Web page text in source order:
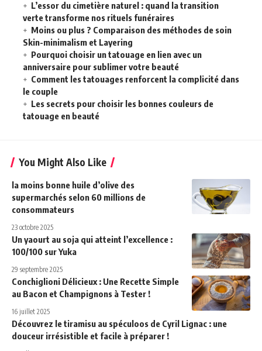
L’essor du cimetière naturel : quand la transition
verte transforme nos rituels funéraires
Moins ou plus ? Comparaison des méthodes de soin
Skin-minimalism et Layering
Pourquoi choisir un tatouage en lien avec un
anniversaire pour sublimer votre beauté
Comment les tatouages renforcent la complicité dans
le couple
Les secrets pour choisir les bonnes couleurs de
tatouage en beauté
You Might Also Like
la moins bonne huile d’olive des
supermarchés selon 60 millions de
consommateurs
23 octobre 2025
Un yaourt au soja qui atteint l’excellence :
100/100 sur Yuka
29 septembre 2025
Conchiglioni Délicieux : Une Recette Simple
au Bacon et Champignons à Tester !
16 juillet 2025
Découvrez le tiramisu au spéculoos de Cyril Lignac : une
douceur irrésistible et facile à préparer !